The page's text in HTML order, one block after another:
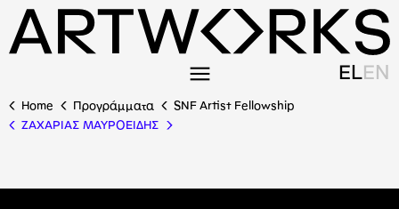
ELEN
Home Προγράμματα
SNF Artist Fellowship
ΖΑΧΑΡΙΑΣ ΜΑΥΡΟΕΙΔΗΣ